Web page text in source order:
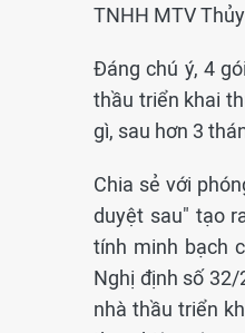
TNHH MTV
Đáng chú ý, 4
thầu triển khai
gì, sau hơn 3
Chia sẻ với
duyệt sau" tạo
tính minh bạch
Nghị định số
nhà thầu triển